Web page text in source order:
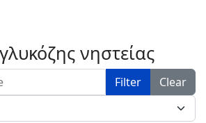
νηστείας
Filter
Clear